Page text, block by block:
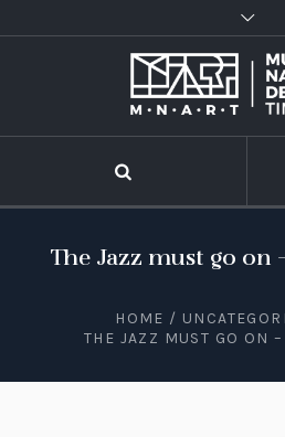
The Jazz must go
HOME /
THE JAZZ MUST GO ON